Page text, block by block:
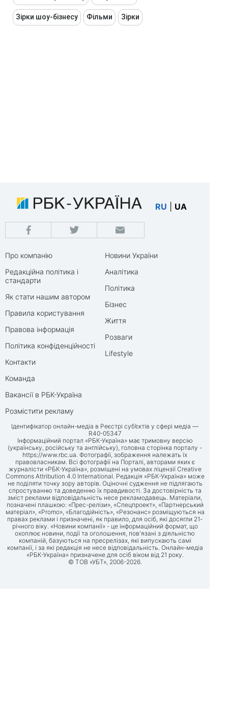
Зірки шоу-бізнесу Фільми Зірки
RU UA
Про компанію
Редакційна політика і
стандарти
Як стати нашим автором
Правила користування
Правова інформація
Політика конфіденційності
Контакти
Команда
Вакансії в РБК-Україна
Розмістити рекламу
Новини України
Аналітика
Політика
Бізнес
Життя
Розваги
Lifestyle
Ідентифікатор онлайн-медіа в Реєстрі суб’єктів у сфері медіа —
R40-05347
Інформаційний портал «РБК-Україна» має тримовну версію
(українську, російську та англійську), головна сторінка порталу -
https://www.rbc.ua. Фотографії, зображення належать їх
правовласникам. Всі фотографії на Порталі, авторами яких є
журналісти «РБК-Україна», розміщені на умовах ліцензії Creative
Commons Attribution 4.0 International. Редакція «РБК-Україна» може
не поділяти точку зору авторів. Оціночні судження не підлягають
спростуванню та доведенню їх правдивості. За достовірність та
зміст реклами відповідальність несе рекламодавець. Матеріали,
позначені плашкою: «Прес-релізи», «Спецпроект», «Партнерський
матеріал», «Promo», «Благодійність», «Резонанс» розміщуються на
правах реклами і призначені, як правило, для осіб, які досягли 21-
річного віку. «Новини компанії» - це інформаційний формат, що
охоплює новини, події та оголошення, пов'язані з діяльністю
компаній, базуються на пресрелізах, які випускають самі
компанії, і за які редакція не несе відповідальність. Онлайн-медіа
«РБК-Україна» призначене для осіб віком від 21 року.
© ТОВ «УБТ», 2006-2026.